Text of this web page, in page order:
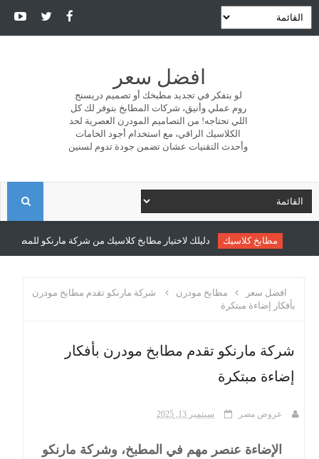
افضل سعر
لو بتفكر في تجديد مطبخك أو تصميم دريسنج
روم عملي وأنيق، شركات المطابخ بتوفر لك كل
اللي تحتاجه! من التصاميم المودرن العصرية لحد
الكلاسيك الراقي، مع استخدام أجود الخامات
وأحدث التقنيات عشان تضمن جودة تدوم لسنين
ا
مطابخ كلاسيك دليلك لاختيار مطابخ كلاسيك من شركة مارنكو للمطابخ
افضل سعر مطابخ مودرن
شركة مارنكو تقدم مطابخ مودرن
بأفكار إضاءة مبتكرة
شركة مارنكو تقدم مطابخ مودرن بأفكار
إضاءة مبتكرة
عروض مصر سبتمبر 13, 2025
الإضاءة عنصر مهم في المطبخ، وشركة مارنكو